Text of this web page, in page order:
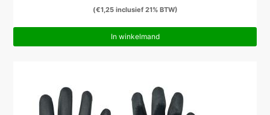
(€1,25inclusief 21% BTW)
In winkelmand